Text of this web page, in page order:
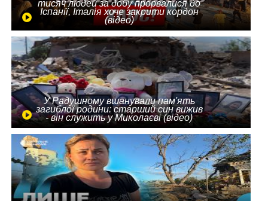
тисяч людей за добу прорвалися до
Іспанії, Італія хоче закрити кордон
(відео)
У Радушному вшанували пам'ять
загиблої родини: старший син вижив
- він служить у Миколаєві (відео)